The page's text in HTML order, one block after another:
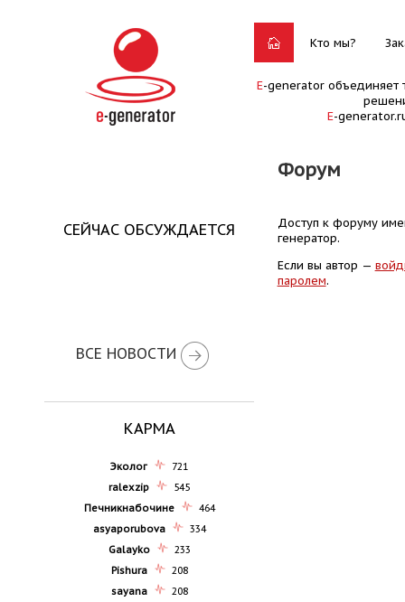
Кто мы?
E-generator объединяет
E-
Форум
СЕЙЧАС ОБСУЖДАЕТСЯ
ВСЕ НОВОСТИ
КАРМА
Эколог
721
ralexzip
545
Печникнабочине
464
asyaporubova
334
Galayko
233
Pishura
208
sayana
208
Доступ к форуму
генератор.
Если вы автор —
паролем.